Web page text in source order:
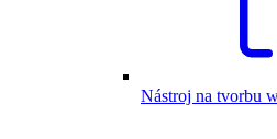
Nástroj na tvorbu